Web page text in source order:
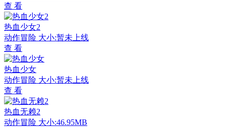
查 看
热血少女2
动作冒险 大小:暂未上线
查 看
热血少女
动作冒险 大小:暂未上线
查 看
热血无赖2
动作冒险 大小:46.95MB